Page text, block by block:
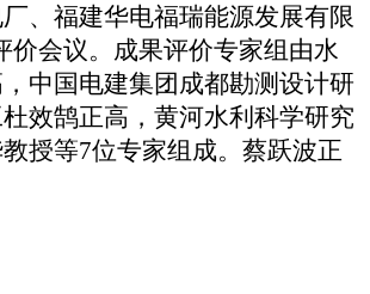
、福建华电福瑞能源发展有限
价会议。成果评价专家组由水
中国电建集团成都勘测设计研
效鹄正高，黄河水利科学研究
授等7位专家组成。蔡跃波正